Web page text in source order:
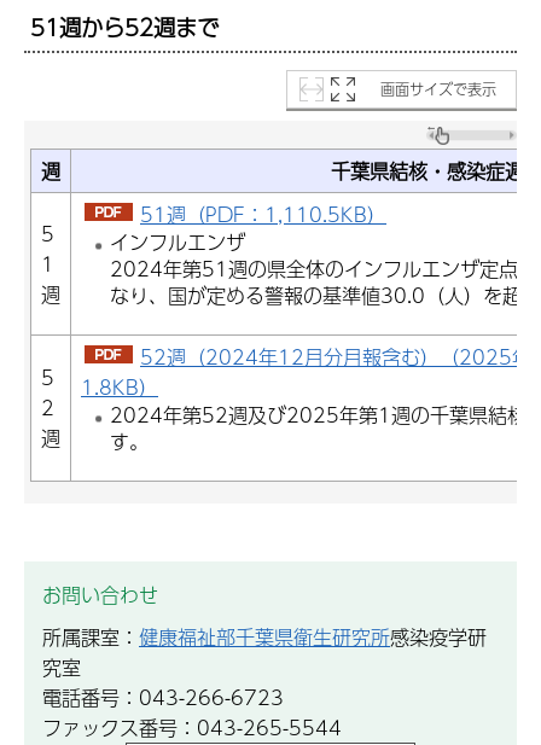
51週から52週まで
画面サイズで表示
週 千葉県結核・感染症週
5
1
週
51週（PDF：1,110.5KB）
インフルエンザ
2024年第51週の県全体のインフルエンザ定点
なり、国が定める警報の基準値30.0（人）を超
5
2
週
52週（2024年12月分月報含む）（2025年
1.8KB）
2024年第52週及び2025年第1週の千葉県結核
す。
お問い合わせ
所属課室： 健康福祉部千葉県衛生研究所感染疫学研
究室
電話番号：043-266-6723
ファックス番号：043-265-5544